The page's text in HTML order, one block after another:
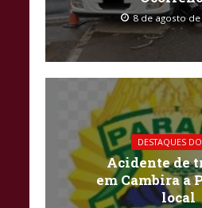
8 de agosto de
DESTAQUES
Acidente de
em Cambira a
local